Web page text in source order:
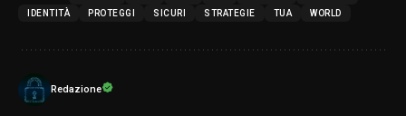
IDENTITÀ
PROTEGGI SICURI STRATEGIE TUA WORLD
Redazione